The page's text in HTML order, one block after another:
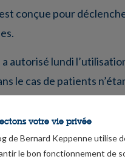
conçue pour
autorisé lundi
le cas de patients
qu’une seule
contaminés par le
votre vie privée
de Bernard Keppenne utilise
le bon fonctionnement de